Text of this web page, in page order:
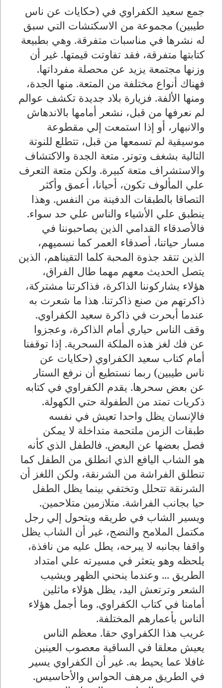
جمع سعيد الكفراوي في (حكايات عن ناس
طيبين) مجموعة من الاسكتشات التي سبق
له نشرها في مناسبات متفرقة. وهي بطبيعة
كتابتها متفرقة، فقد تفاوتت قيمتها. غير أن
وزنها مجتمعة يزيد عن محصلة مفرداتها.
فهناك أنواع مختلفة من المتعة. منها الجدة،
ومنها الألفة. فزيارة بلاد جديدة تكشف عوالم
لم نعرفها من قبل، نشعر أمامها بالاندهاش
والانبهار، أو إذا استمعت إلي مقطوعة
موسيقية لم تسمعها من قبل، تتطلع للنوتة
التالية بشغف وتوتر. متعة الجدة والاكتشاف
والاستشراف متعة كبيرة. ولكن متعة التعرف
علي المألوف تكون، أحيانا، أعمق وأكثر
التصاقا بالطبقات الدفينة من النفس. وهذا
ينطبق علي الأشياء والناس علي حد سواء.
فالأصدقاء القدامي الذين يصاحبوننا في
مسار حياتنا، أصدقاء العمر كما نسميهم،
الذين تتقد جذوة المحبة كلما التقيناهم، الذين
يتصل الحديث معهم مهما طال الفراق،
هؤلاء يشاركوننا الذاكرة، فذاكرتنا مشتركة،
ذاكرتهم من صنع ذاكرتنا. هذا ما شعرت به
عندما أبحرت في ذاكرة سعيد الكفراوي.
وقف الناس حياري أمام الذاكرة، وعجزوا
عن فك لغز هذه الملكة السحرية. إذا توقفنا
أمام كتاب سعيد الكفراوي (حكايات عن
ناس طيبين) ربما نستطيع أن نرفع الستار
عن بعض سحرها. يقدم الكفراوي في كتابه
ذكريات تمتد من الطفولة حتي الكهولة.
فالإنسان يظل واحدا تعيش في نفسه
طبقات الزمن ملتحمة متداخلة لا يمكن
فصل بعضها عن البعض. فالطفل الذي كأنه
هو الشاب اليافع الذي انطلق من الطفل كما
تنطلق الفراشة من الشرنقة، ولكن اللغز أن
الشرنقة تتحلل وتختفي بينما يظل الطفل
حيا بجانب الفراشة. متلازمين متلاحمين.
ويسير الشاب في طريقه ويتحول إلي رجل
مكتمل الملامح والنضج، غير أن الشاب يظل
واقفا بجانبه لا يبرحه، يطل عليه من نافذة،
يلحظه وهو يتعثر في مسيرته علي امتداد
الطريق ... وعندما ينحني الظهر ويشيب
الشعر وترتعش اليد، يظل هؤلاء ماثلين
أمامنا في كتاب الكفراوي. وما أجمل هؤلاء
الناس بأعمارهم المختلفة.
غريب هذا الكفراوي حقا. معظم الناس
يعيش معلقا في الساقية معصوب العينين
غافلا عما يحيط به. غير أن الكفراوي يسير
في الطريق مرهف الحواس والأحاسيس.